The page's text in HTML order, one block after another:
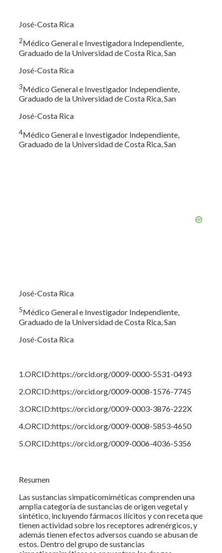
José-Costa Rica
2Médico General e Investigadora Independiente,
Graduado de la Universidad de Costa Rica, San
José-Costa Rica
3Médico General e Investigador Independiente,
Graduado de la Universidad de Costa Rica, San
José-Costa Rica
4Médico General e Investigador Independiente,
Graduado de la Universidad de Costa Rica, San
José-Costa Rica
5Médico General e Investigador Independiente,
Graduado de la Universidad de Costa Rica, San
José-Costa Rica
1.ORCID:https://orcid.org/0009-0000-5531-0493
2.ORCID:https://orcid.org/0009-0008-1576-7745
3.ORCID:https://orcid.org/0009-0003-3876-222X
4.ORCID:https://orcid.org/0009-0008-5853-4650
5.ORCID:https://orcid.org/0009-0006-4036-5356
Resumen
Las sustancias simpaticomiméticas comprenden una
amplia categoría de sustancias de origen vegetal y
sintético, incluyendo fármacos ilícitos y con receta que
tienen actividad sobre los receptores adrenérgicos, y
además tienen efectos adversos cuando se abusan de
estos. Dentro del grupo de sustancias